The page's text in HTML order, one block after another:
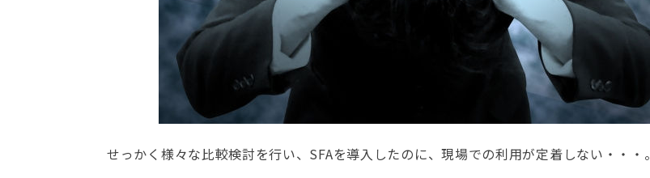
せっかく様々な比較検討を行い、SFAを導入したのに、現場での利用が定着しない・・・。